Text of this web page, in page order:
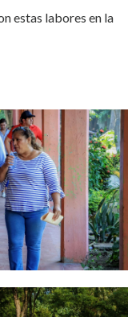
estas labores en la